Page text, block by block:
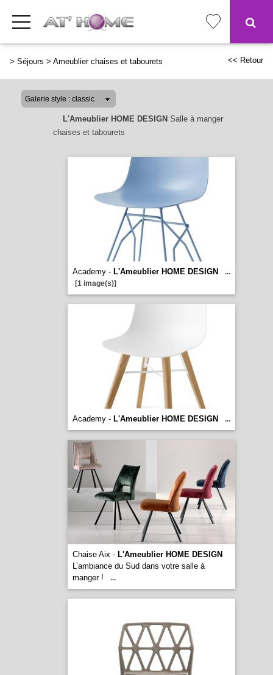
> Séjours > Ameublier chaises et tabourets << Retour
L'Ameublier HOME DESIGN Salle à manger
chaises et tabourets
Academy - L'Ameublier HOME DESIGN
...
[1 image(s)]
Academy - L'Ameublier HOME DESIGN ...
Chaise Aix - L'Ameublier HOME DESIGN
L’ambiance du Sud dans votre salle à
manger !
...